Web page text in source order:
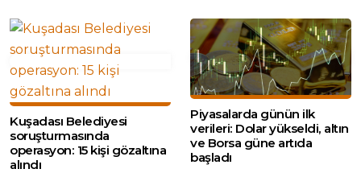
Kuşadası Belediyesi
soruşturmasında
operasyon: 15 kişi gözaltına
alındı
Piyasalarda günün ilk
verileri: Dolar yükseldi, altın
ve Borsa güne artıda
başladı